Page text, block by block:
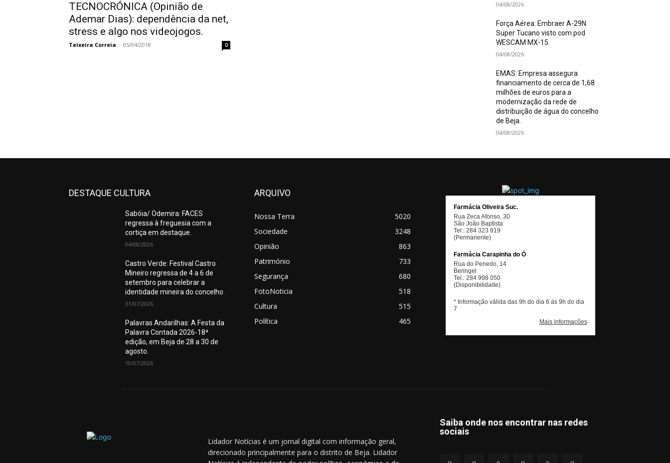
TECNOCRÓNICA (Opinião de
Ademar Dias): dependência da net,
stress e algo nos videojogos.
Teixeira Correia - 05/04/2018 0
04/08/2026
Força Aérea: Embraer A-29N
Super Tucano visto com pod
WESCAM MX-15.
04/08/2026
EMAS: Empresa assegura
financiamento de cerca de 1,68
milhões de euros para a
modernização da rede de
distribuição de água do concelho
de Beja.
04/08/2026
DESTAQUE CULTURA
Sabóia/ Odemira: FACES
regressa à freguesia com a
cortiça em destaque.
04/08/2026
Castro Verde: Festival Castro
Mineiro regressa de 4 a 6 de
setembro para celebrar a
identidade mineira do concelho.
31/07/2026
Palavras Andarilhas: A Festa da
Palavra Contada 2026-18ª
edição, em Beja de 28 a 30 de
agosto.
10/07/2026
ARQUIVO
Nossa Terra
5020
Sociedade
3248
Opinião
863
Património
733
Segurança
680
FotoNoticia
518
Cultura
515
Política
465
Lidador Notícias é um jornal digital com informação geral,
direcionado principalmente para o distrito de Beja. Lidador
Saiba onde nos encontrar nas redes
sociais